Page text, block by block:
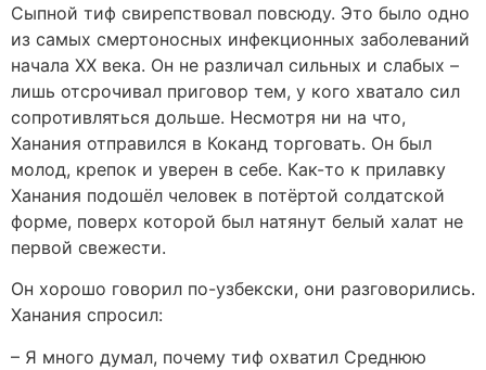
Сыпной тиф свирепствовал повсюду. Это было одно
из самых смертоносных инфекционных заболеваний
начала XX века. Он не различал сильных и слабых –
лишь отсрочивал приговор тем, у кого хватало сил
сопротивляться дольше. Несмотря ни на что,
Ханания отправился в Коканд торговать. Он был
молод, крепок и уверен в себе. Как-то к прилавку
Ханания подошёл человек в потёртой солдатской
форме, поверх которой был натянут белый халат не
первой свежести.
Он хорошо говорил по-узбекски, они разговорились.
Ханания спросил:
– Я много думал, почему тиф охватил Среднюю